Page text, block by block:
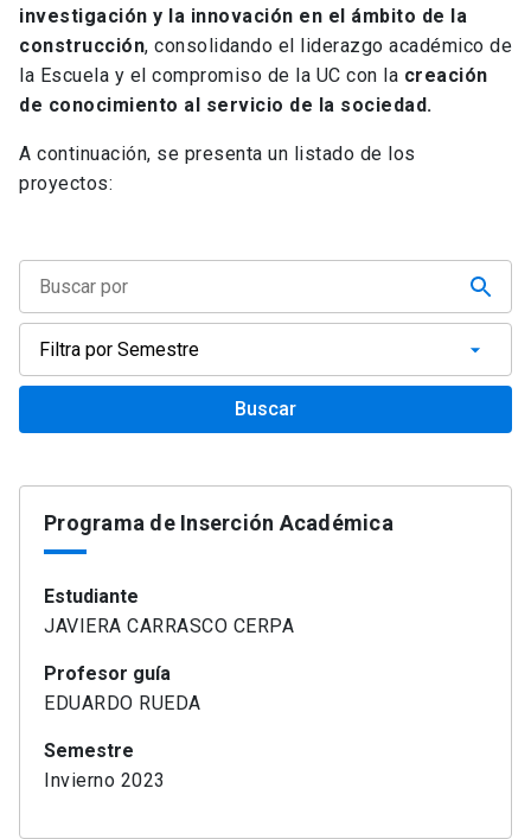
investigación y la innovación en el ámbito de la
construcción, consolidando el liderazgo académico de
la Escuela y el compromiso de la UC con la creación
de conocimiento al servicio de la sociedad.
A continuación, se presenta un listado de los
proyectos:
Buscar
Programa de Inserción Académica
Estudiante
JAVIERA CARRASCO CERPA
Profesor guía
EDUARDO RUEDA
Semestre
Invierno 2023